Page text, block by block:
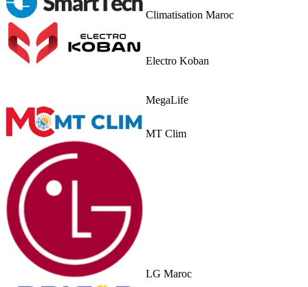
Climatisation Maroc
Electro Koban
MegaLife
MT Clim
LG Maroc